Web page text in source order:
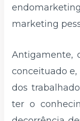
marketing
Antigamente,
conceituado e,
dos
ter o